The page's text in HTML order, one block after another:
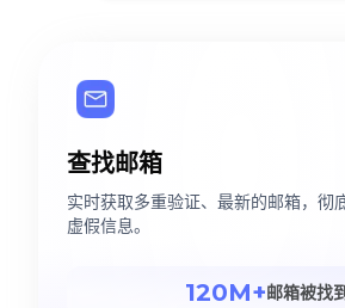
查找邮箱
实时获取多重验证、最新的邮箱，彻
虚假信息。
120M+邮箱被找到